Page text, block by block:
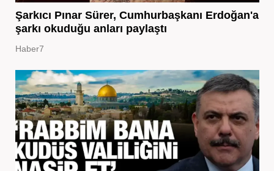
Şarkıcı Pınar Sürer, Cumhurbaşkanı Erdoğan'a
şarkı okuduğu anları paylaştı
Haber7